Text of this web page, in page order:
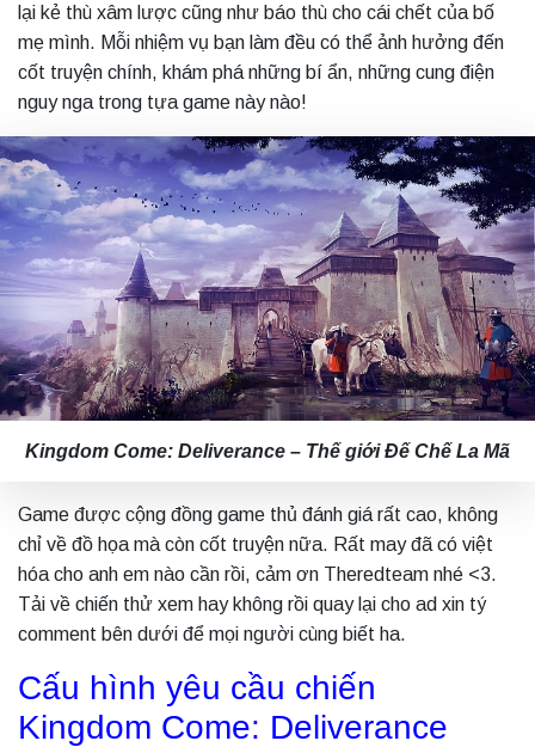
lại kẻ thù xâm lược cũng như báo thù cho cái chết của bố
mẹ mình. Mỗi nhiệm vụ bạn làm đều có thể ảnh hưởng đến
cốt truyện chính, khám phá những bí ẩn, những cung điện
nguy nga trong tựa game này nào!
Kingdom Come: Deliverance – Thế giới Đế Chế La Mã
Game được cộng đồng game thủ đánh giá rất cao, không
chỉ về đồ họa mà còn cốt truyện nữa. Rất may đã có việt
hóa cho anh em nào cần rồi, cảm ơn Theredteam nhé <3.
Tải về chiến thử xem hay không rồi quay lại cho ad xin tý
comment bên dưới để mọi người cùng biết ha.
Cấu hình yêu cầu chiến
Kingdom Come: Deliverance